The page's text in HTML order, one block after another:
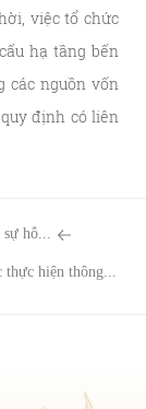
việc tổ chức
hạ tầng bến
các nguồn vốn
định có liên
sự hỗ...
thực hiện thông...